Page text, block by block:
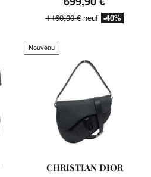
1 160,00 €neuf -40%
Nouveau
CHRISTIAN DIOR